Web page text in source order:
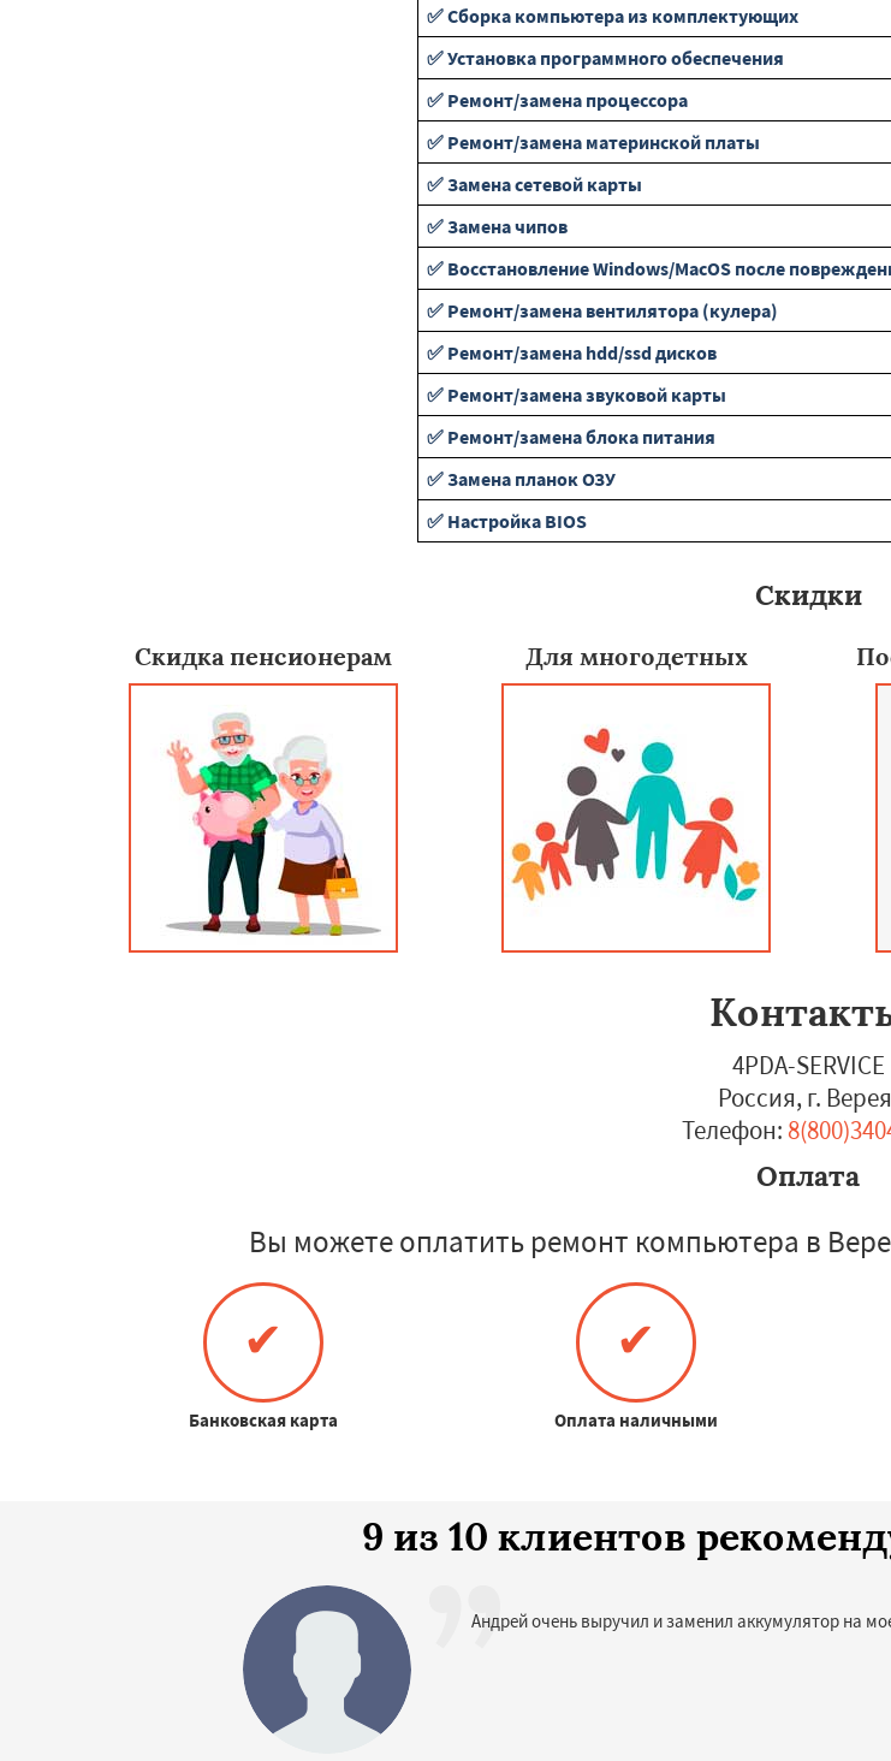
✅ Сборка компьютера из комплектующих
✅ Установка программного обеспечения
✅ Ремонт/замена процессора
✅ Ремонт/замена материнской платы
✅ Замена сетевой карты
✅ Замена чипов
✅ Восстановление Windows/MacOS после
✅ Ремонт/замена вентилятора (кулера)
✅ Ремонт/замена hdd/ssd дисков
✅ Ремонт/замена звуковой карты
✅ Ремонт/замена блока питания
✅ Замена планок ОЗУ
✅ Настройка BIOS
Скидки
Скидка пенсионерам Для многодетных
4PDA-SERVICE
Россия, г. Верея
Телефон:
Оплата
Вы можете оплатить ремонт компьютера в
✔
Банковская карта
✔
Оплата наличными
9 из 10 клиентов
Андрей очень выручил и заменил аккумулятор на